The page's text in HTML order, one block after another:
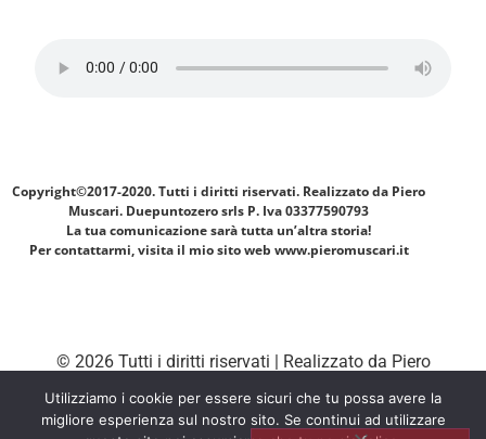
Copyright©2017-2020. Tutti i diritti riservati. Realizzato da Piero
Muscari. Duepuntozero srls P. Iva 03377590793
La tua comunicazione sarà tutta un’altra storia!
Per contattarmi, visita il mio sito web www.pieromuscari.it
© 2026 Tutti i diritti riservati | Realizzato da Piero
Muscari Storytailor - La tua comunicazione sarà tutta
un’altra storia! Per contattarmi, visita il mio sito web
Utilizziamo i cookie per essere sicuri che tu possa avere la
migliore esperienza sul nostro sito. Se continui ad utilizzare